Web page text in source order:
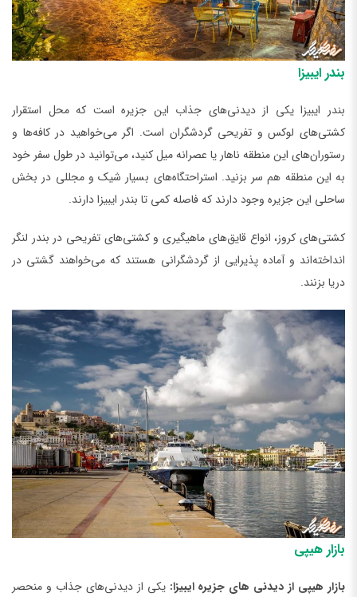
بندر ایبیزا
بندر ایبیزا یکی از دیدنی‌های جذاب این جزیره است که محل استقرار
کشتی‌های لوکس و تفریحی گردشگران است. اگر می‌خواهید در کافه‌ها و
رستوران‌های این منطقه ناهار یا عصرانه میل کنید، می‌توانید در طول سفر خود
به این منطقه هم سر بزنید. استراحتگاه‌های بسیار شیک و مجللی در بخش
ساحلی این جزیره وجود دارند که فاصله کمی تا بندر ایبیزا دارند.
کشتی‌های کروز، انواع قایق‌های ماهیگیری و کشتی‌های تفریحی در بندر لنگر
انداخته‌اند و آماده پذیرایی از گردشگرانی هستند که می‌خواهند گشتی در
دریا بزنند.
بازار هیپی
بازار هیپی از دیدنی ‌های جزیره ایبیزا: یکی از دیدنی‌های جذاب و منحصر